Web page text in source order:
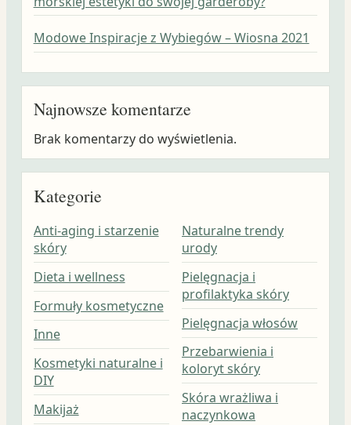
Modowe Inspiracje z Wybiegów – Wiosna 2021
Najnowsze komentarze
Brak komentarzy do wyświetlenia.
Kategorie
Anti-aging i starzenie
skóry
Dieta i wellness
Formuły kosmetyczne
Inne
Kosmetyki naturalne i
DIY
Makijaż
Naturalne trendy
urody
Pielęgnacja i
profilaktyka skóry
Pielęgnacja włosów
Przebarwienia i
koloryt skóry
Skóra wrażliwa i
naczynkowa